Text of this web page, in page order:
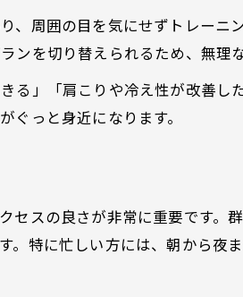
クしたいポイント集
併設施設の魅力とは
ラティスとジムの併用がおすす
併用で肩こり腰痛ケア
ピラティスの相乗効果
で美姿勢を手に入れるコツ
周囲の目を気にせずトレーニ
ンを切り替えられるため、無理
る」「肩こりや冷え性が改善し
っと身近になります。
スの良さが非常に重要です。
特に忙しい方には、朝から夜